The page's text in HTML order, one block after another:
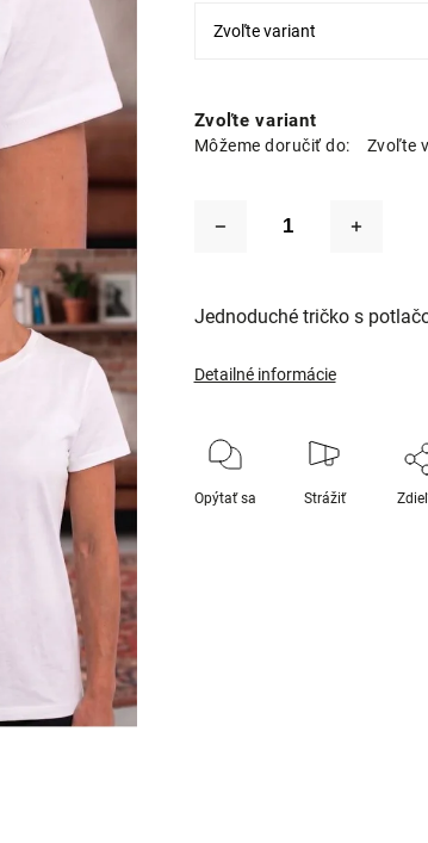
Zvoľte variant
Môžeme doručiť do: Zvoľte
Jednoduché tričko s
Detailné informácie
Opýtať sa Strážiť